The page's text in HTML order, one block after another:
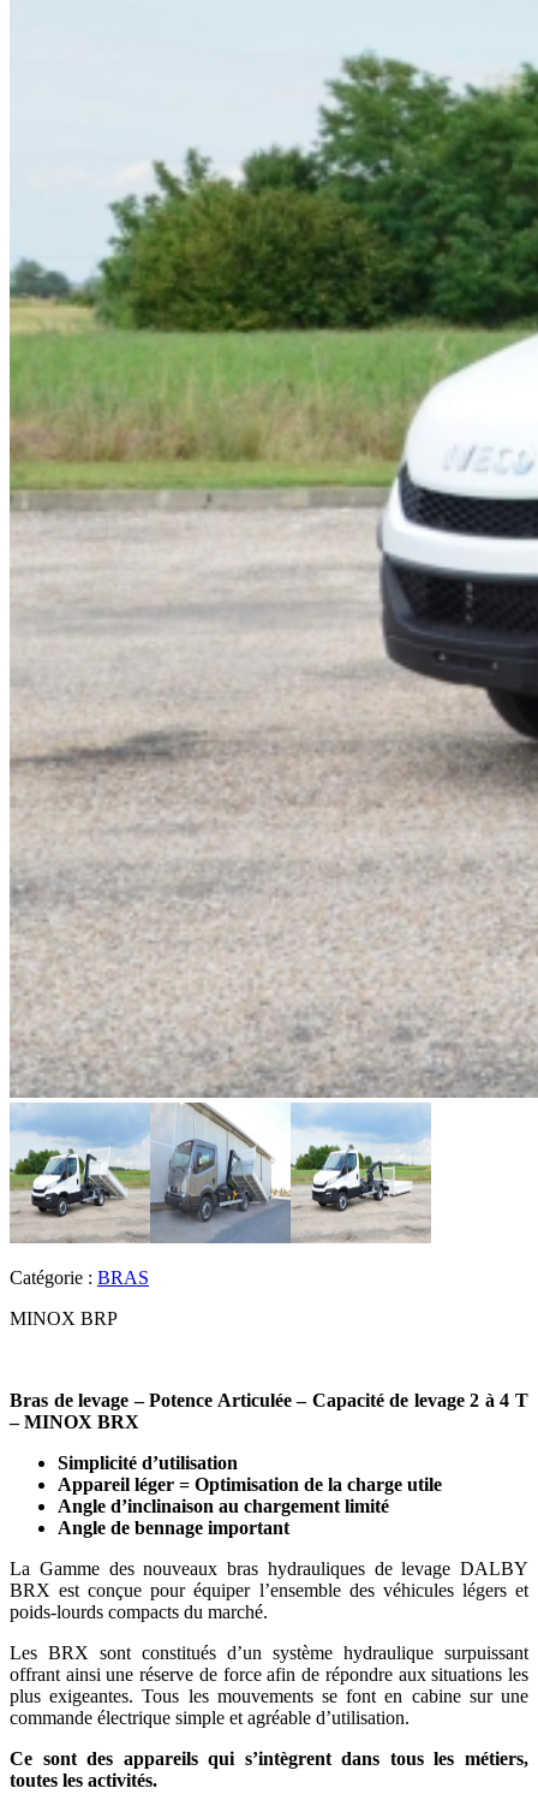
Catégorie : BRAS
MINOX BRP
Bras de levage – Potence Articulée – Capacité de levage 2 à 4 T
– MINOX BRX
Simplicité d’utilisation
Appareil léger = Optimisation de la charge utile
Angle d’inclinaison au chargement limité
Angle de bennage important
La Gamme des nouveaux bras hydrauliques de levage DALBY
BRX est conçue pour équiper l’ensemble des véhicules légers et
poids-lourds compacts du marché.
Les BRX sont constitués d’un système hydraulique surpuissant
offrant ainsi une réserve de force afin de répondre aux situations les
plus exigeantes. Tous les mouvements se font en cabine sur une
commande électrique simple et agréable d’utilisation.
Ce sont des appareils qui s’intègrent dans tous les métiers,
toutes les activités.